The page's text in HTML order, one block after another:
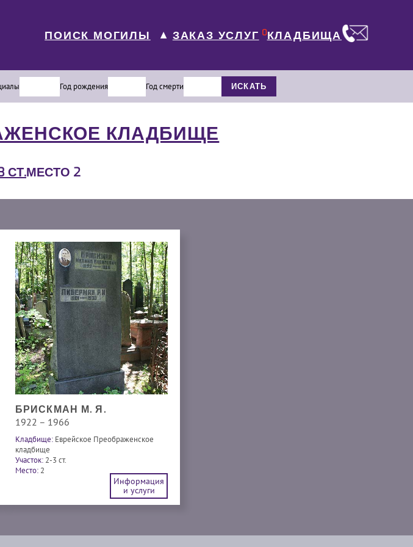
ПОИСК МОГИЛЫ ▼ ЗАКАЗ УСЛУГ 0КЛАДБИЩА
Год рождения Год смерти ИСКАТЬ
КЛАДБИЩЕ
СТ.МЕСТО 2
БРИСКМАН М. Я.
1922 – 1966
Кладбище: Еврейское Преображенское
кладбище
Участок: 2-3 ст.
Место: 2
Информация
и услуги